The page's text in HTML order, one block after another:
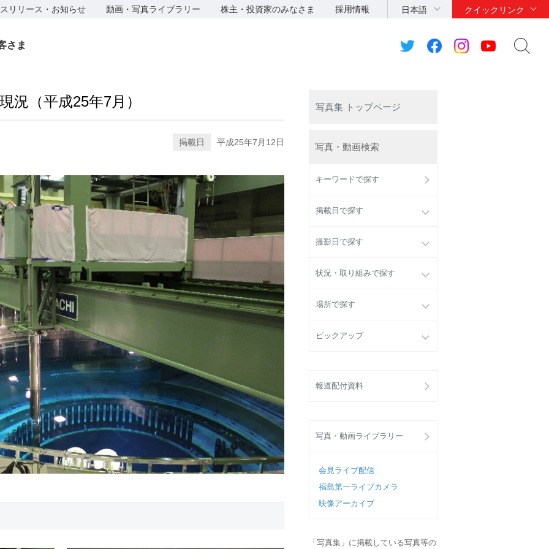
リリース・お知らせ 動画・写真ライブラリー 株主・投資家のみなさま 採用情報 日本語 クイックリンク
さま
況（平成25年7月）
掲載日 平成25年7月12日
写真集 トップページ
写真・動画検索
キーワードで探す
掲載日で探す
撮影日で探す
状況・取り組みで探す
場所で探す
ピックアップ
報道配付資料
写真・動画ライブラリー
会見ライブ配信
福島第一ライブカメラ
映像アーカイブ
「写真集」に掲載している写真等の